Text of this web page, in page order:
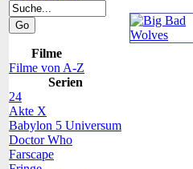
Filme
Filme von A-Z
Serien
24
Akte X
Babylon 5 Universum
Doctor Who
Farscape